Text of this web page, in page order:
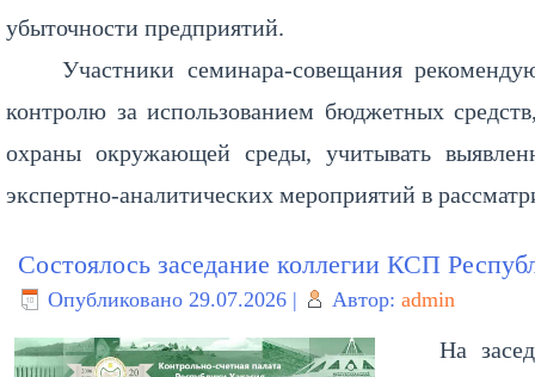
убыточности предприятий.
Участники семинара-совещания
контролю за использованием бюджетных
охраны окружающей среды, учитывать
экспертно-аналитических мероприятий в
Состоялось заседание коллегии КСП
Опубликовано 29.07.2026 | Автор: admin
На